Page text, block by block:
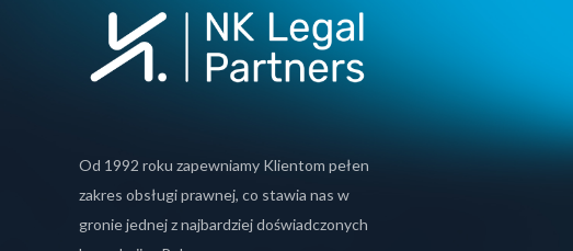
Od 1992 roku zapewniamy Klientom pełen
zakres obsługi prawnej, co stawia nas w
gronie jednej z najbardziej doświadczonych